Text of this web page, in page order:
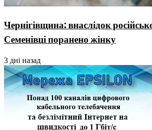
Чернігівщина: внаслідок
Семенівці поранено жінку
3 дні назад